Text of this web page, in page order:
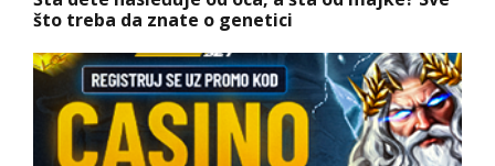
što treba da znate o genetici